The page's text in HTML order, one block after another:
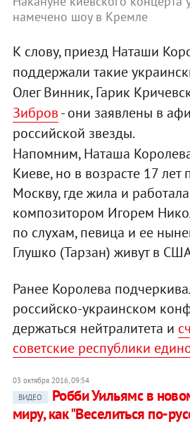
намечено шоу в Кремле
К слову, приезд Наташи
поддержали такие
Олег Винник, Гарик
Зибров- они заявлены в
российской звезды.
Напомним, Наташа
Киеве, но в возрасте 17 лет
Москву, где жила и
композитором Игорем
по слухам, певица и ее
Глушко (Тарзан) живут в
Ранее Королева
российско-украинском
держаться нейтралитета и
советские республики
03 октября 2016, 09:54
ВИДЕО
Робби Уильямс в
миру, как "Веселиться по-